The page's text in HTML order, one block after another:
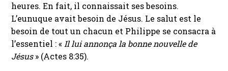
heures. En fait, il connaissait ses besoins.
L’eunuque avait besoin de Jésus. Le salut est le
besoin de tout un chacun et Philippe se consacra à
l’essentiel : « Il lui annonça la bonne nouvelle de
Jésus» (Actes 8:35).